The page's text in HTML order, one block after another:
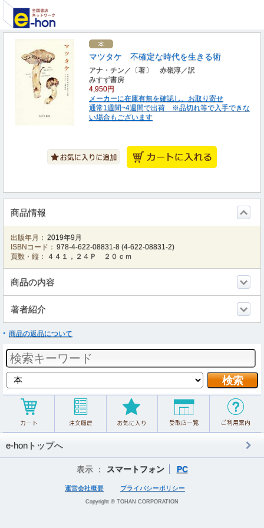
マツタケ 不確定な時代を生きる術
アナ・チン／〔著〕 赤嶺淳／訳
みすず書房
4,950円
メーカーに在庫有無を確認し、お取り寄せ
通常1週間~4週間で出荷 ※品切れ等で入手できな
い場合もございます
商品情報
出版年月： 2019年9月
ISBNコード： 978-4-622-08831-8 (4-622-08831-2)
頁数・縦：
４４１，２４Ｐ ２０ｃｍ
商品の内容
著者紹介
商品の返品について
e-honトップへ
表示 ： スマートフォン PC
運営会社概要 プライバシーポリシー
Copyright © TOHAN CORPORATION